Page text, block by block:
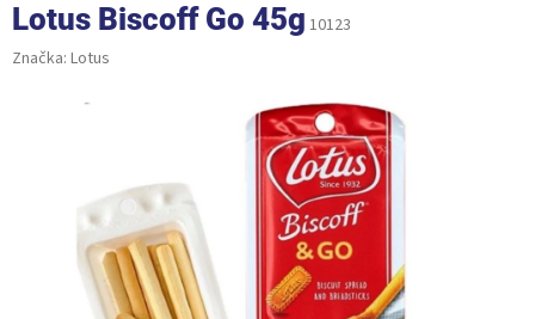
Lotus Biscoff Go 45g 10123
Značka: Lotus